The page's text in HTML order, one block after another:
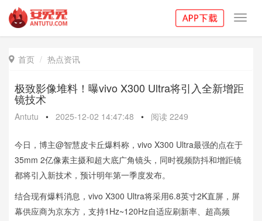
 首页 热点资讯
极致影像堆料！曝vivo X300 Ultra将引入全新增距
镜技术
Antutu • 2025-12-02 14:47:48 • 阅读 2249
今日，博主@智慧皮卡丘爆料称，vivo X300 Ultra最强的点在于
35mm 2亿像素主摄和超大底广角镜头，同时视频防抖和增距镜
都将引入新技术，预计明年第一季度发布。
结合现有爆料消息，vivo X300 Ultra将采用6.8英寸2K直屏，屏
幕供应商为京东方，支持1Hz~120Hz自适应刷新率、超高频